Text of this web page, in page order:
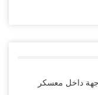
تعصف بالرئاسي وصراع
داخل معسكر